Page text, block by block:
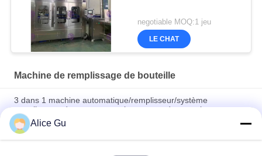
negotiable MOQ:1 jeu
LE CHAT
Machine de remplissage de bouteille
3 dans 1 machine automatique/remplisseur/système
remplissants de gouttes pour les yeux et de capsulages
Chaîne de production en verre au vinaigre de contrôle de PLC
de machine de remplissage de bouteilles 40 tête
Alice Gu